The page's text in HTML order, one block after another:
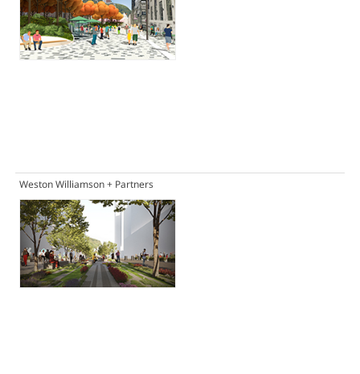
Weston Williamson + Partners